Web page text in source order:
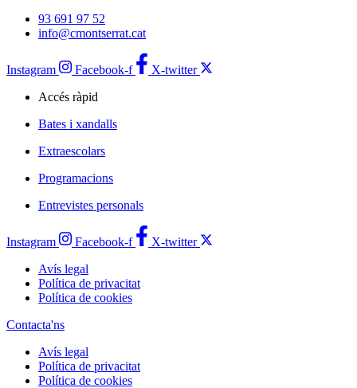
93 691 97 52
info@cmontserrat.cat
Instagram Facebook-f
X-twitter
Accés ràpid
Bates i xandalls
Extraescolars
Programacions
Entrevistes personals
Instagram Facebook-f
X-twitter
Avís legal
Política de privacitat
Política de cookies
Contacta'ns
Avís legal
Política de privacitat
Política de cookies